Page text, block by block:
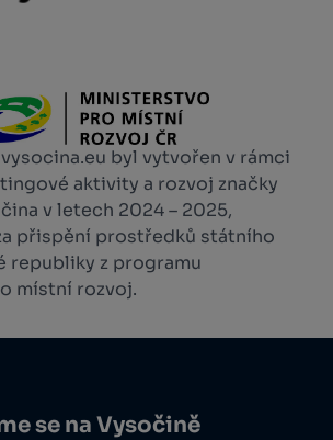
byl vytvořen v rámci
aktivity a rozvoj značky
v letech 2024 – 2025,
přispění prostředků státního
republiky z programu
místní rozvoj.
se na Vysočině